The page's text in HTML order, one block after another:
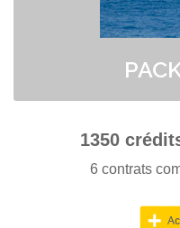
1350
6 contrats